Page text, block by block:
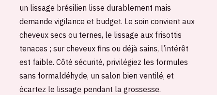
un lissage brésilien lisse durablement mais
demande vigilance et budget. Le soin convient aux
cheveux secs ou ternes, le lissage aux frisottis
tenaces ; sur cheveux fins ou déjà sains, l’intérêt
est faible. Côté sécurité, privilégiez les formules
sans formaldéhyde, un salon bien ventilé, et
écartez le lissage pendant la grossesse.